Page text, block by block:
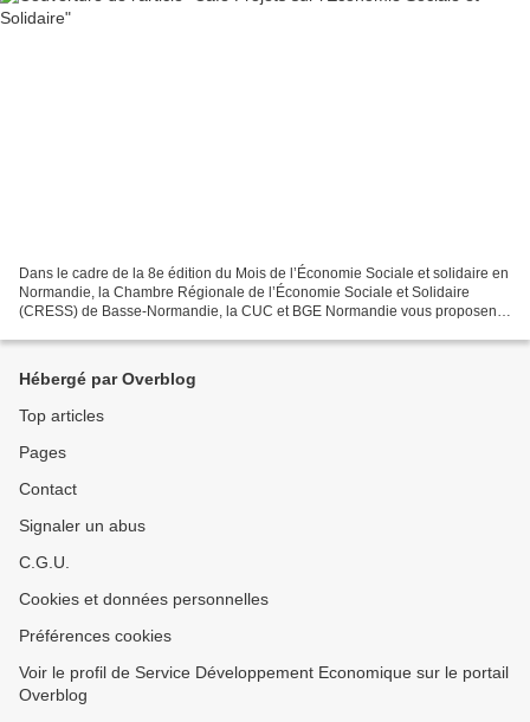
Dans le cadre de la 8e édition du Mois de l’Économie Sociale et solidaire en
Normandie, la Chambre Régionale de l’Économie Sociale et Solidaire
(CRESS) de Basse-Normandie, la CUC et BGE Normandie vous proposent
Hébergé par Overblog
Top articles
Pages
Contact
Signaler un abus
C.G.U.
Cookies et données personnelles
Préférences cookies
Voir le profil de Service Développement Economique sur le portail
Overblog